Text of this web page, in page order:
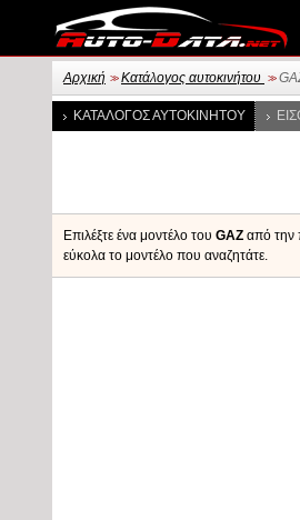
Αρχική >> Κατάλογος αυτοκινήτου >>
ΚΑΤΆΛΟΓΟΣ ΑΥΤΟΚΙΝΉΤΟΥ
Επιλέξτε ένα μοντέλο του GAZ από την
εύκολα το μοντέλο που αναζητάτε.